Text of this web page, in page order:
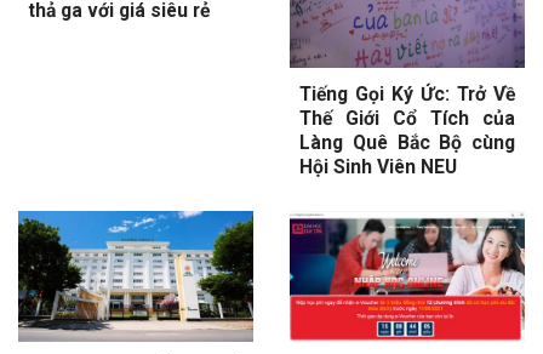
thả ga với giá siêu rẻ
Tiếng Gọi Ký Ức: Trở Về
Thế Giới Cổ Tích của
Làng Quê Bắc Bộ cùng
Hội Sinh Viên NEU